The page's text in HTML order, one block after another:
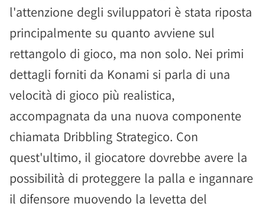
l'attenzione degli sviluppatori è stata riposta
principalmente su quanto avviene sul
rettangolo di gioco, ma non solo. Nei primi
dettagli forniti da Konami si parla di una
velocità di gioco più realistica,
accompagnata da una nuova componente
chiamata Dribbling Strategico. Con
quest'ultimo, il giocatore dovrebbe avere la
possibilità di proteggere la palla e ingannare
il difensore muovendo la levetta del